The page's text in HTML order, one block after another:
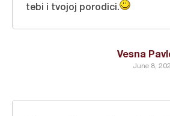
Vesna
June 8,
tebi i tvojoj porodici.